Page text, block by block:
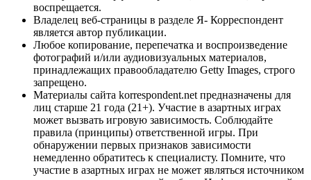
воспрещается.
Владелец веб-страницы в разделе Я- Корреспондент
является автор публикации.
Любое копирование, перепечатка и воспроизведение
фотографий и/или аудиовизуальных материалов,
принадлежащих правообладателю Getty Images, строго
запрещено.
Материалы сайта korrespondent.net предназначены для
лиц старше 21 года (21+). Участие в азартных играх
может вызвать игровую зависимость. Соблюдайте
правила (принципы) ответственной игры. При
обнаружении первых признаков зависимости
немедленно обратитесь к специалисту. Помните, что
участие в азартных играх не может являться источником